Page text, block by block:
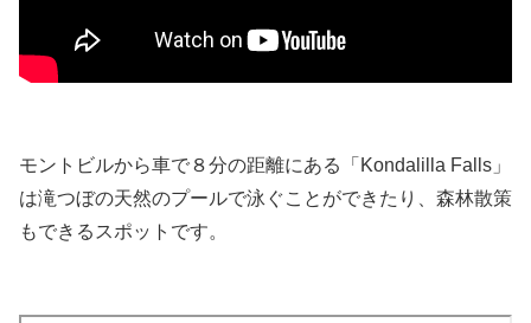
モントビルから車で８分の距離にある「Kondalilla Falls」
は滝つぼの天然のプールで泳ぐことができたり、森林散策
もできるスポットです。